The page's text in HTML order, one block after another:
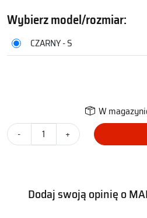
Wybierz model/rozmiar:
CZARNY - S
W
-
+
Dodaj swoją opinię o